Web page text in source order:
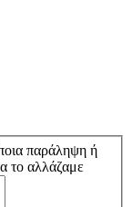
παράληψη ή
το αλλάζαμε